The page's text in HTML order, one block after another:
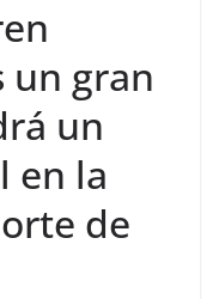
un gran
un
en la
de